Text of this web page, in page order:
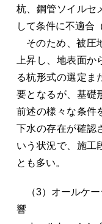
杭、鋼管ソイルセ
して条件に不適合
そのため、被圧
上昇し、地表面
る杭形式の選定ま
要となるが、基礎
前述の様々な条件
下水の存在が確認
いう状況で、施工
とも多い。
（3）オールケ
響